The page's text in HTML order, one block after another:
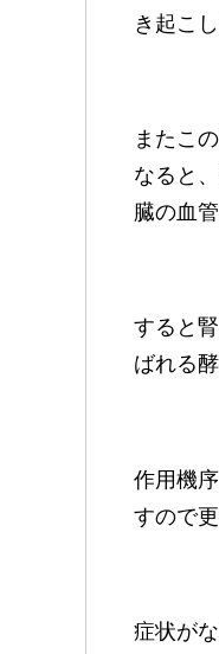
き起こし
またこ
なると
臓の血
すると
ばれる
作用機
すので
症状が